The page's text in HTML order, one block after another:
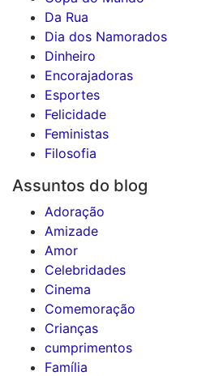
Da Rua
Dia dos Namorados
Dinheiro
Encorajadoras
Esportes
Felicidade
Feministas
Filosofia
Assuntos do blog
Adoração
Amizade
Amor
Celebridades
Cinema
Comemoração
Crianças
cumprimentos
Família